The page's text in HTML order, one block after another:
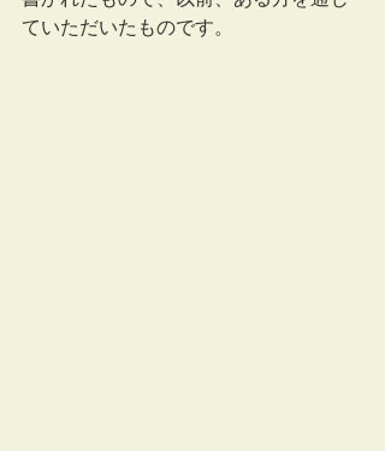
ていただいたものです。